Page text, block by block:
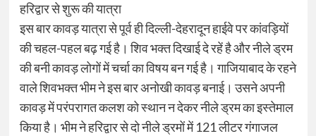
हरिद्वार से शुरू की यात्रा
इस बार कावड़ यात्रा से पूर्व ही दिल्ली-देहरादून हाईवे पर कांवड़ियों
की चहल-पहल बढ़ गई है। शिव भक्त दिखाई दे रहें है और नीले ड्रम
की बनी कावड़ लोगों में चर्चा का विषय बन गई है। गाजियाबाद के रहने
वाले शिवभक्त भीम ने इस बार अनोखी कावड़ बनाई। उसने अपनी
कावड़ में परंपरागत कलश को स्थान न देकर नीले ड्रम का इस्तेमाल
किया है। भीम ने हरिद्वार से दो नीले ड्रमों में 121 लीटर गंगाजल